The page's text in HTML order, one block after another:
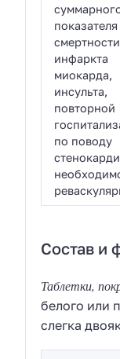
показателя
инфаркта
миокарда,
инсульта,
повторной
по поводу
Состав и
Таблетки,
белого или
слегка